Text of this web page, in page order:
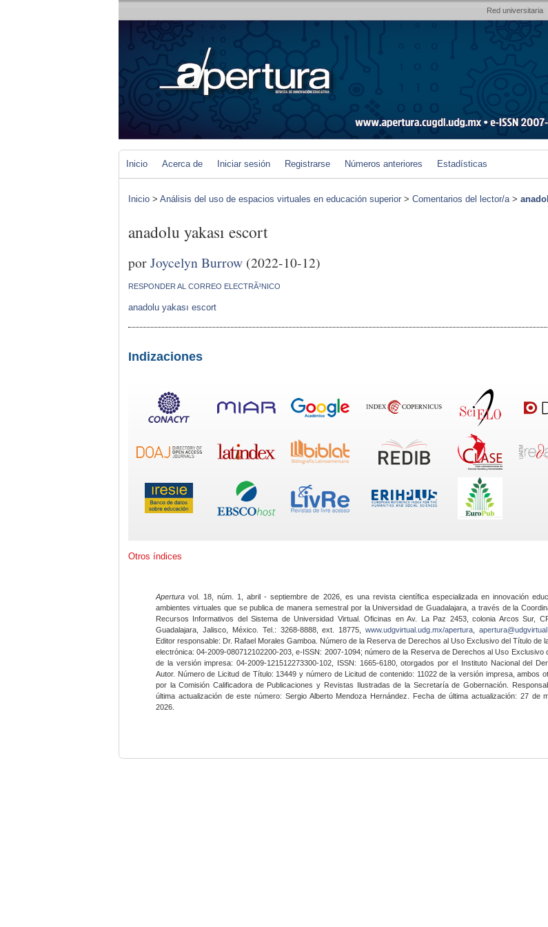
Red universitaria
Inicio Acerca de Iniciar sesión Registrarse Números anteriores Estadísticas
Inicio > Análisis del uso de espacios virtuales en educación superior > Comentarios del lector/a>
anadolu yakası escort
porJoycelyn Burrow (2022-10-12)
RESPONDER AL CORREO ELECTRÃ³NICO
anadolu yakası escort
Indizaciones
Otros índices
Apertura vol. 18, núm. 1, abril - septiembre de 2026, es una revista científica especializada en innovación
ambientes virtuales que se publica de manera semestral por la Universidad de Guadalajara, a través de la
Recursos Informativos del Sistema de Universidad Virtual. Oficinas en Av. La Paz 2453, colonia Arcos Sur,
Guadalajara, Jalisco, México. Tel.: 3268-8888, ext. 18775,www.udgvirtual.udg.mx/apertura
Editor responsable: Dr. Rafael Morales Gamboa. Número de la Reserva de Derechos al Uso Exclusivo del Título de
electrónica: 04-2009-080712102200-203, e-ISSN: 2007-1094; número de la Reserva de Derechos al Uso Exclusivo
de la versión impresa: 04-2009-121512273300-102, ISSN: 1665-6180, otorgados por el Instituto Nacional del
Autor. Número de Licitud de Título: 13449 y número de Licitud de contenido: 11022 de la versión impresa, ambos
por la Comisión Calificadora de Publicaciones y Revistas Ilustradas de la Secretaría de Gobernación.
última actualización de este número: Sergio Alberto Mendoza Hernández. Fecha de última actualización: 27 de
2026.